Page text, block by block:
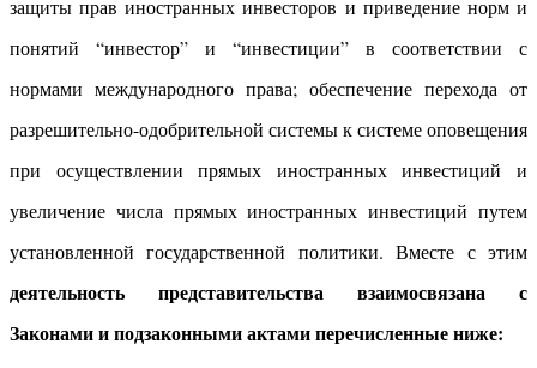
защиты прав иностранных инвесторов и приведение норм и
понятий “инвестор” и “инвестиции” в соответствии с
нормами международного права; обеспечение перехода от
разрешительно-одобрительной системы к системе оповещения
при осуществлении прямых иностранных инвестиций и
увеличение числа прямых иностранных инвестиций путем
установленной государственной политики. Вместе с этим
деятельность представительства взаимосвязана с
Законами и подзаконными актами перечисленные ниже: